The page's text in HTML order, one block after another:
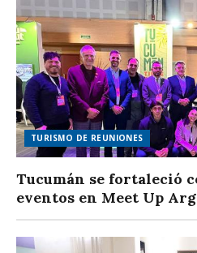
TURISMO DE REUNIONES
Tucumán se fortaleció
eventos en Meet Up